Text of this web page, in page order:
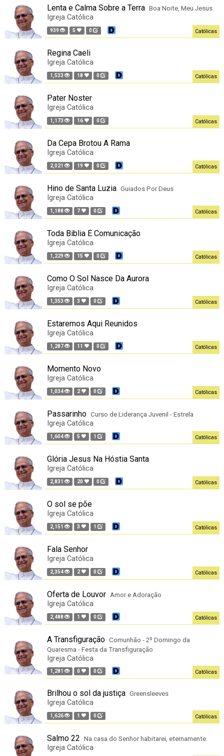
Lenta e Calma Sobre a Terra Boa Noite, Meu Jesus
Igreja Católica
939 5 0 Católicas
Regina Caeli
Igreja Católica
1,533 18 0 Católicas
Pater Noster
Igreja Católica
1,173 16 0 Católicas
Da Cepa Brotou A Rama
Igreja Católica
2,021 19 0 Católicas
Hino de Santa Luzia Guiados Por Deus
Igreja Católica
1,188 7 0 Católicas
Toda Biblia É Comunicação
Igreja Católica
1,229 15 0 Católicas
Como O Sol Nasce Da Aurora
Igreja Católica
1,353 3 0 Católicas
Estaremos Aqui Reunidos
Igreja Católica
1,287 11 0 Católicas
Momento Novo
Igreja Católica
1,034 2 0 Católicas
Passarinho Curso de Liderança Juvenil - Estrela
Igreja Católica
1,604 5 1 Católicas
Glória Jesus Na Hóstia Santa
Igreja Católica
2,831 20 0 Católicas
O sol se põe
Igreja Católica
2,151 3 1 Católicas
Fala Senhor
Igreja Católica
2,354 2 0 Católicas
Oferta de Louvor Amor e Adoração
Igreja Católica
2,488 1 0 Católicas
A Transfiguração Comunhão - 2º Domingo da
Quaresma - Festa da Transfiguração
Igreja Católica
1,281 0 0 Católicas
Brilhou o sol da justiça Greensleeves
Igreja Católica
1,626 1 0 Católicas
Salmo 22 Na casa do Senhor habitarei, eternamente.
Igreja Católica